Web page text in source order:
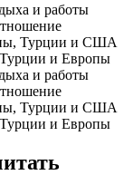
и работы
Турции и США
и Европы
и работы
Турции и США
и Европы